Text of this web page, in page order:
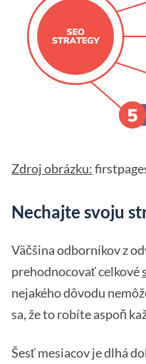
Zdroj obrázku:
Nechajte svoju
Väčšina odborníkov z
prehodnocovať celkové
nejakého dôvodu
sa, že to robíte aspoň
Šesť mesiacov je dlhá